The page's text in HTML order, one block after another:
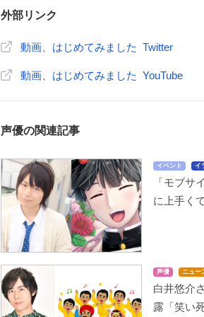
外部リンク
動画、はじめてみました Twitter
動画、はじめてみました YouTube
声優の関連記事
イベント イ
「モブサ
に上手く
声優 ニュー
白井悠介
露「笑い